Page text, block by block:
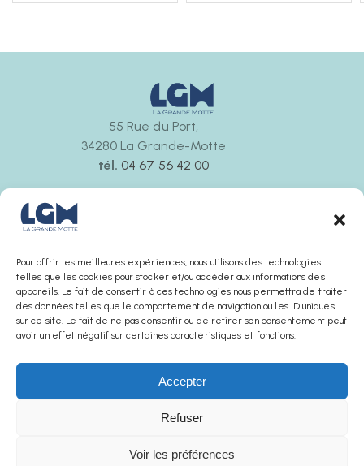
Pour offrir les meilleures expériences, nous utilisons des technologies
telles que les cookies pour stocker et/ou accéder aux informations des
appareils. Le fait de consentir à ces technologies nous permettra de traiter
des données telles que le comportement de navigation ou les ID uniques
sur ce site. Le fait de ne pas consentir ou de retirer son consentement peut
avoir un effet négatif sur certaines caractéristiques et fonctions.
Accepter
Refuser
Voir les préférences
55 Rue du Port,
34280 La Grande-Motte
tél. 04 67 56 42 00
de 9h30 à 12h00 et de 14h30 à 18h00
tourisme
Politique de confidentialité Conditions générales de ventes